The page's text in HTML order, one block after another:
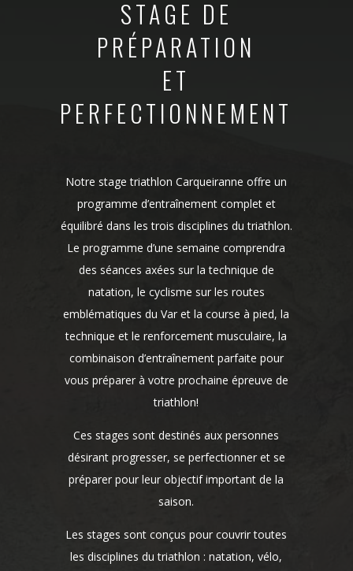
STAGE DE
PRÉPARATION
ET
PERFECTIONNEMENT
Notre stage triathlon Carqueiranne offre un
programme d’entraînement complet et
équilibré dans les trois disciplines du triathlon.
Le programme d’une semaine comprendra
des séances axées sur la technique de
natation, le cyclisme sur les routes
emblématiques du Var et la course à pied, la
technique et le renforcement musculaire, la
combinaison d’entraînement parfaite pour
vous préparer à votre prochaine épreuve de
triathlon!
Ces stages sont destinés aux personnes
désirant progresser, se perfectionner et se
préparer pour leur objectif important de la
saison.
Les stages sont conçus pour couvrir toutes
les disciplines du triathlon : natation, vélo,